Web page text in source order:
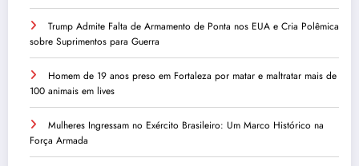
Trump Admite Falta de Armamento de Ponta nos EUA e Cria Polêmica
sobre Suprimentos para Guerra
Homem de 19 anos preso em Fortaleza por matar e maltratar mais de
100 animais em lives
Mulheres Ingressam no Exército Brasileiro: Um Marco Histórico na
Força Armada